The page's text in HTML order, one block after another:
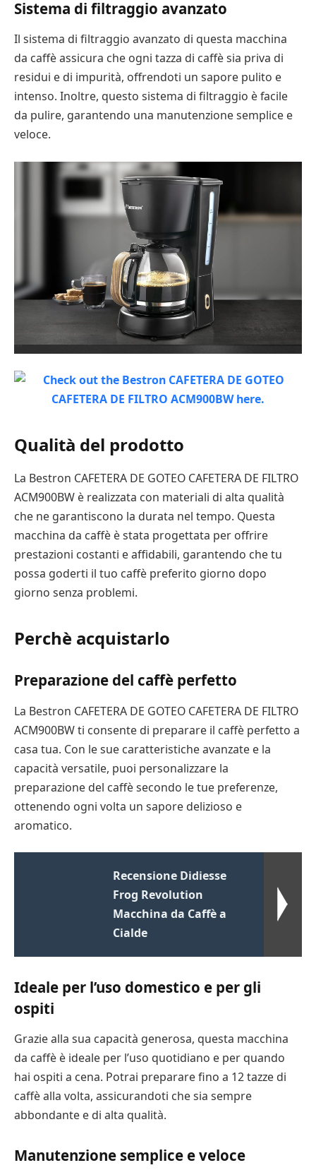
Sistema di filtraggio avanzato
Il sistema di filtraggio avanzato di questa macchina
da caffè assicura che ogni tazza di caffè sia priva di
residui e di impurità, offrendoti un sapore pulito e
intenso. Inoltre, questo sistema di filtraggio è facile
da pulire, garantendo una manutenzione semplice e
veloce.
Qualità del prodotto
La Bestron CAFETERA DE GOTEO CAFETERA DE FILTRO
ACM900BW è realizzata con materiali di alta qualità
che ne garantiscono la durata nel tempo. Questa
macchina da caffè è stata progettata per offrire
prestazioni costanti e affidabili, garantendo che tu
possa goderti il tuo caffè preferito giorno dopo
giorno senza problemi.
Perchè acquistarlo
Preparazione del caffè perfetto
La Bestron CAFETERA DE GOTEO CAFETERA DE FILTRO
ACM900BW ti consente di preparare il caffè perfetto a
casa tua. Con le sue caratteristiche avanzate e la
capacità versatile, puoi personalizzare la
preparazione del caffè secondo le tue preferenze,
ottenendo ogni volta un sapore delizioso e
aromatico.
Recensione Didiesse
Frog Revolution
Macchina da Caffè a
Cialde
Ideale per l’uso domestico e per gli
ospiti
Grazie alla sua capacità generosa, questa macchina
da caffè è ideale per l’uso quotidiano e per quando
hai ospiti a cena. Potrai preparare fino a 12 tazze di
caffè alla volta, assicurandoti che sia sempre
abbondante e di alta qualità.
Manutenzione semplice e veloce